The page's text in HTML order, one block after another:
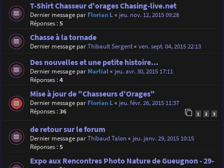
T-Shirt Chasseur d'orages Chasing-live.net
Dernier message par Florian L« jeu. nov. 12, 2015 09:28
Réponses :5
Chasse à la tornade
Dernier message parThibault Sergent« ven. sept. 04, 2015 22:13
Des nouvelles et une petite histoire...
Dernier message par Martial« jeu. avr. 30, 2015 17:11
Réponses :4
Mise à jour de "Chasseurs d'Orages"
Dernier message par Florian L« jeu. févr. 26, 2015 11:37
Réponses :36 1 2 3
de retour sur le forum
Dernier message parThibaud Talon« jeu. janv. 29, 2015 10:15
Réponses :5
Expo aux Rencontres Photo Nature de Gueugnon - 29-